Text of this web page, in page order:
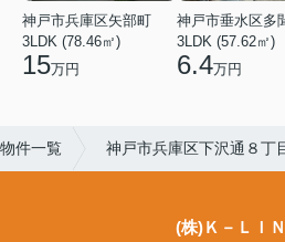
神戸市兵庫区矢部町
3LDK (78.46㎡)
15万円
3LDK (57.62㎡)
6.4万円
件一覧 神戸市兵庫区下沢通８丁
(株)Ｋ－ＬＩ